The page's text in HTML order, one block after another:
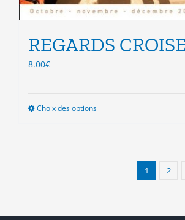
REGARDS
8.00€
Choix des optionsCe
variations.
être
1 2